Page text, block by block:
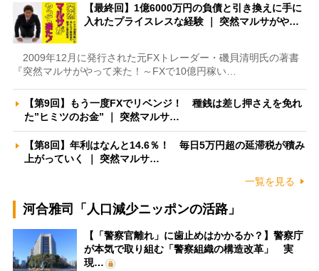
【最終回】1億6000万円の負債と引き換えに手に
入れたプライスレスな経験 ｜ 突然マルサがや…
2009年12月に発行された元FXトレーダー・磯貝清明氏の著書
『突然マルサがやって来た！～FXで10億円稼い…
【第9回】もう一度FXでリベンジ！ 種銭は差し押さえを免れ
た”ヒミツのお金” ｜ 突然マルサ…
【第8回】年利はなんと14.6％！ 毎日5万円超の延滞税が積み
上がっていく ｜ 突然マルサ…
一覧を見る
河合雅司「人口減少ニッポンの活路」
【「警察官離れ」に歯止めはかかるか？】警察庁
が本気で取り組む「警察組織の構造改革」 実
現…